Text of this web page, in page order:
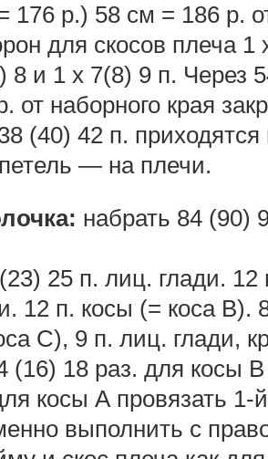
176 р.) 58 см = 186 р.
для скосов плеча
8 и 1 х 7(8) 9 п. Через
от наборного края
(40) 42 п.
— на плечи.
набрать 84 (90)
25 п. лиц. глади.
12 п. косы (= коса В).
С), 9 п. лиц. глади,
(16) 18 раз. для косы
косы А провязать 1-
выполнить с